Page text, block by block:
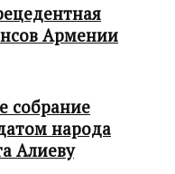
Армении
собрание
народа
Алиеву